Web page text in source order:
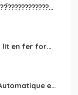
???????????????????? ????́???????????????????????????????????????? à vendre
Des lit superposés ou lit en fer forgé grande classes disponible
*Kia K7* *Année 2015 Automatique essence ⛽️ 4 cylindres 2.0